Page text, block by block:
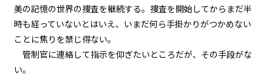
第１話
『Serial killer（連続殺人鬼）』
美の記憶の世界の捜査を継続する。捜査を開始してからまだ半
時も経っていないとはいえ、いまだ何ら手掛かりがつかめない
ことに焦りを禁じ得ない。
管制官に連絡して指示を仰ぎたいところだが、その手段がな
い。